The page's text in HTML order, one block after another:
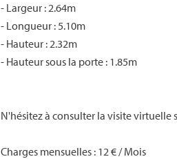
- Largeur : 2.64m
- Longueur : 5.10m
- Hauteur : 2.32m
- Hauteur sous la porte : 1.85m
N'hésitez à consulter la visite virtuelle
Charges mensuelles : 12 € / Mois